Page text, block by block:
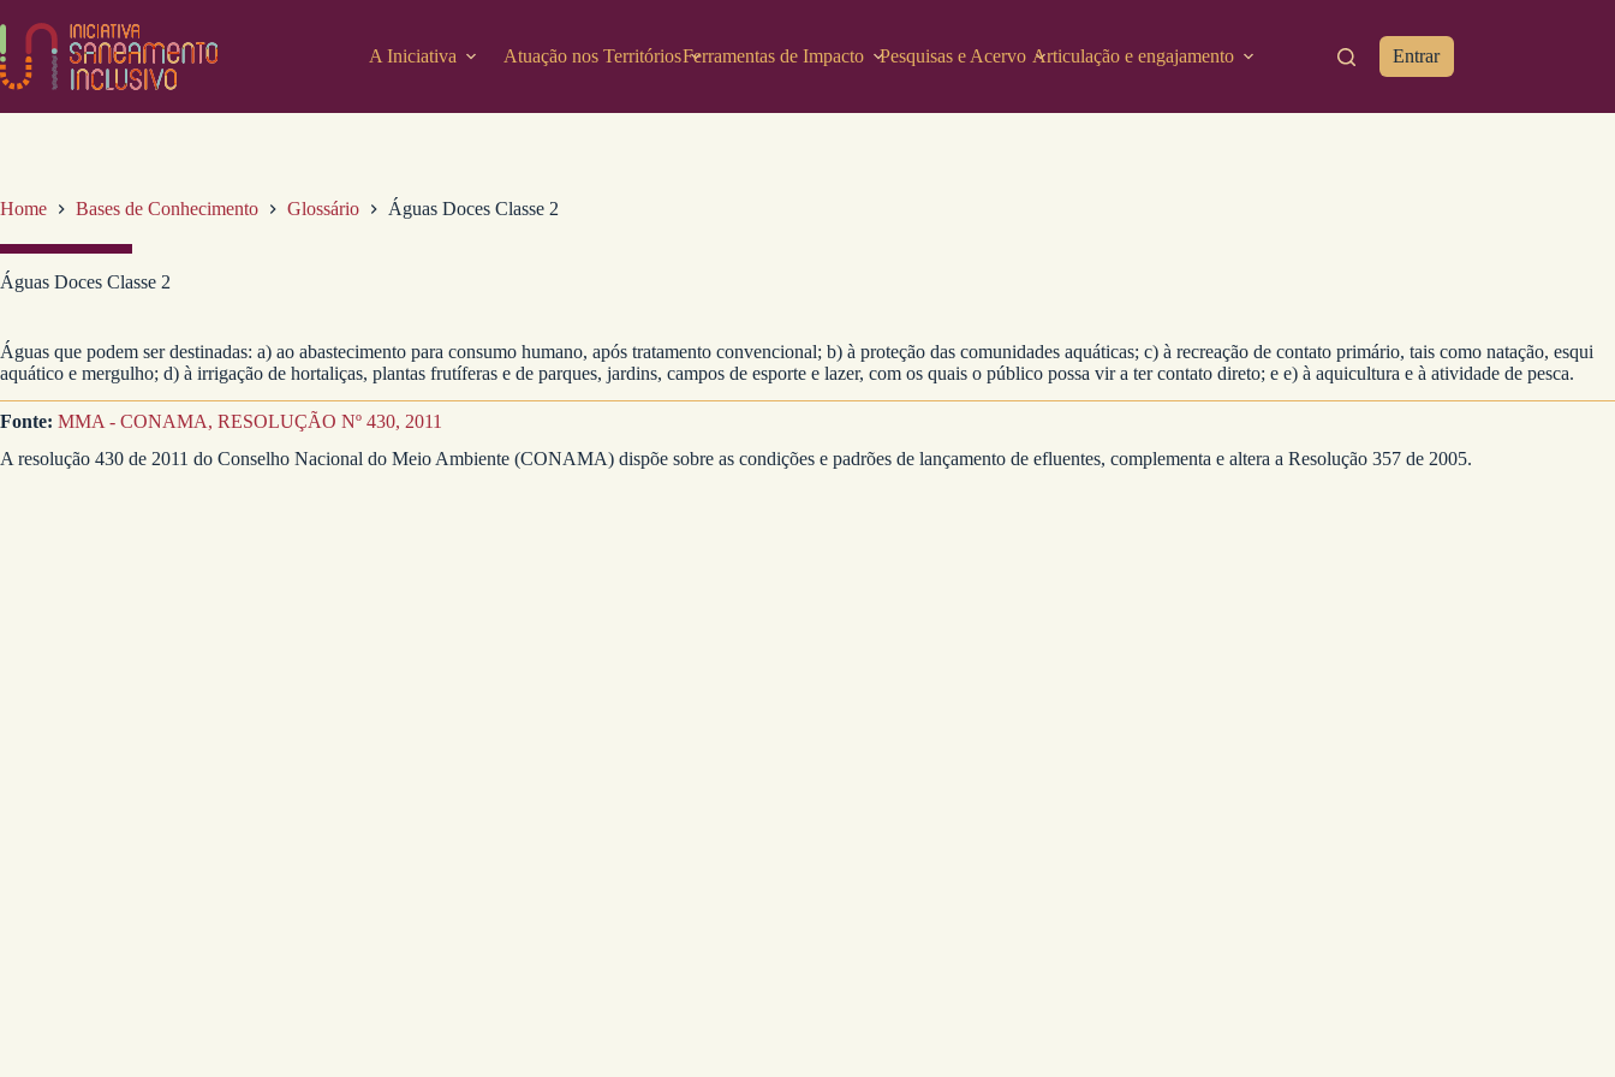
para
o
conteúdo
A Iniciativa Atuação nos TerritóriosFerramentas de Impacto Pesquisas e Acervo Articulação e engajamento Entrar
Home Bases de Conhecimento Glossário Águas Doces Classe 2
Águas Doces Classe 2
Águas que podem ser destinadas: a) ao abastecimento para consumo humano, após tratamento convencional; b) à proteção das comunidades aquáticas; c) à recreação de contato primário, tais como natação, esqui
aquático e mergulho; d) à irrigação de hortaliças, plantas frutíferas e de parques, jardins, campos de esporte e lazer, com os quais o público possa vir a ter contato direto; e e) à aquicultura e à atividade de pesca.
Fonte: MMA - CONAMA, RESOLUÇÃO Nº 430, 2011
A resolução 430 de 2011 do Conselho Nacional do Meio Ambiente (CONAMA) dispõe sobre as condições e padrões de lançamento de efluentes, complementa e altera a Resolução 357 de 2005.